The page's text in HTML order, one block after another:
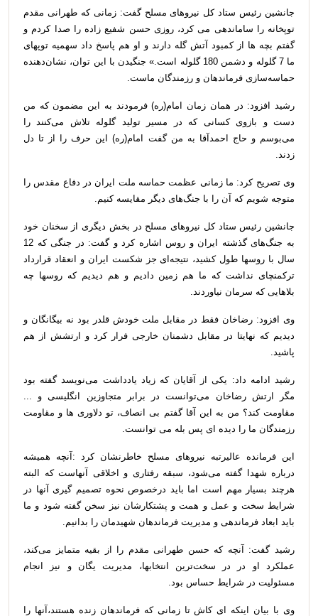
جانشین رئیس ستاد کل نیروهای مسلح گفت: زمانی که طهرانی مقدم
توپخانه را ساماندهی می کرد، روزی حسن شفیع زاده را صدا کردم و
گفتم بچه ها از کمبود آتش گله دارند و او هم پاسخ داد سهمیه توپهای
ما 7 گلوله و دشمن 180 گلوله است.» جنگیدن با این توان، نشان‌دهنده
حماسه‌سازی فرماندهان و رزمندگان ماست.
رشید افزود: در همان زمان امام(ره) فرمودند به این مضمون که من
دست و بازوی کسانی که در مسیر تولید گلوله تلاش می‌کنند را
می‌بوسم و حاج احمدآقا به من گفت امام(ره) این حرف را از تا دل
زدند.
وی تصریح کرد: ما زمانی عظمت حماسه ملت ایران در دفاع مقدس را
متوجه شویم که آن را با جنگ‌های دیگر مقایسه کنیم.
جانشین رئیس ستاد کل نیروهای مسلح در بخش دیگری از سخنان خود
به جنگ‌های گذشته ایران و روس اشاره کرد و گفت: در جنگی که 12
سال با روسها طول کشید، نتیجه‌ای جز شکست ایران و انعقاد قرارداد
ترکمنچای نداشت که ما هم زمین دادیم و هم دیدیم که روسها چه
بلاهایی که سرمان نیاوردند.
وی افزود: رضاخان فقط در مقابل ملت خودش قلدر بود نه بیگانگان و
دیدیم که نهایتا در مقابل دشمنان خارجی فرار کرد و ارتشش از هم
پاشید.
رشید ادامه داد: یکی از آقایان که زیاد یادداشت می‌نویسد گفته بود
مگر ارتش رضاخان می‌توانست در برابر متجاوزین انگلیسی و ...
مقاومت کند؟ من به این آقا گفتم بی انصاف، تو دلاوری ها و مقاومت
رزمندگان ما را دیده ای پس بله می توانست.
این فرمانده عالیرتبه نیروهای مسلح خاطرنشان کرد : آنچه همیشه
درباره شهدا گفته می‌شود، سبقه رفتاری و اخلاقی آنهاست که البته
هرچند بسیار مهم است اما باید درخصوص نحوه تصمیم گیری آنها در
شرایط سخت و عمل و همت و پشتکارشان نیز سخن گفته شود و ما
باید ابعاد فرماندهی و مدیریت فرماندهان شهیدمان را بدانیم.
رشید گفت: آنچه که حسن طهرانی مقدم را از بقیه متمایز می‌کند،
عملکرد او در در سخت‌ترین انتخابها، مدیریت یگان و نیز انجام
مسئولیت در شرایط حساس بود.
وی با بیان اینکه ای کاش تا زمانی که فرماندهان زنده هستند،آنها را